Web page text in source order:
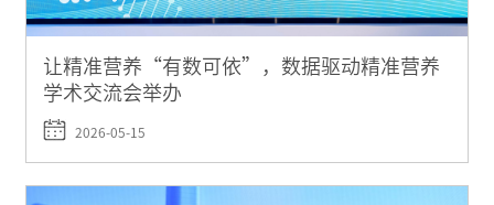
让精准营养“有数可依”，数据驱动精准营养
学术交流会举办
2026-05-15